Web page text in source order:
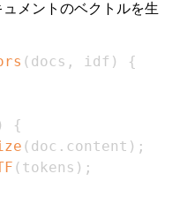
メントのベクトルを生
( docs , idf )
{
{
( doc . content ) ;
( tokens ) ;